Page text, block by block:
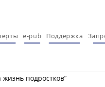
e-pub Поддержка
подростков”